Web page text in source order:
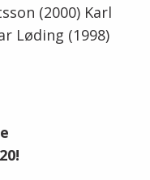
(2000) Karl
Løding (1998)